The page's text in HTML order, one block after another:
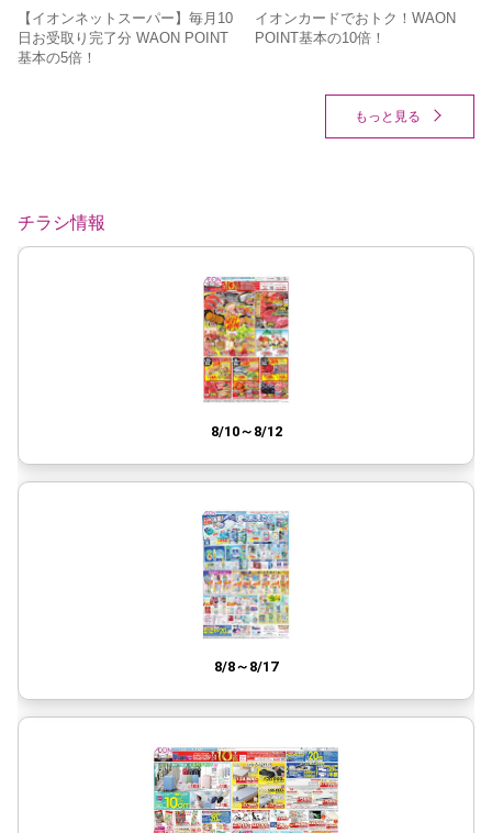
【イオンネットスーパー】毎月10
日お受取り完了分 WAON POINT
基本の5倍！
イオンカードでおトク！WAON
POINT基本の10倍！
もっと見る
チラシ情報